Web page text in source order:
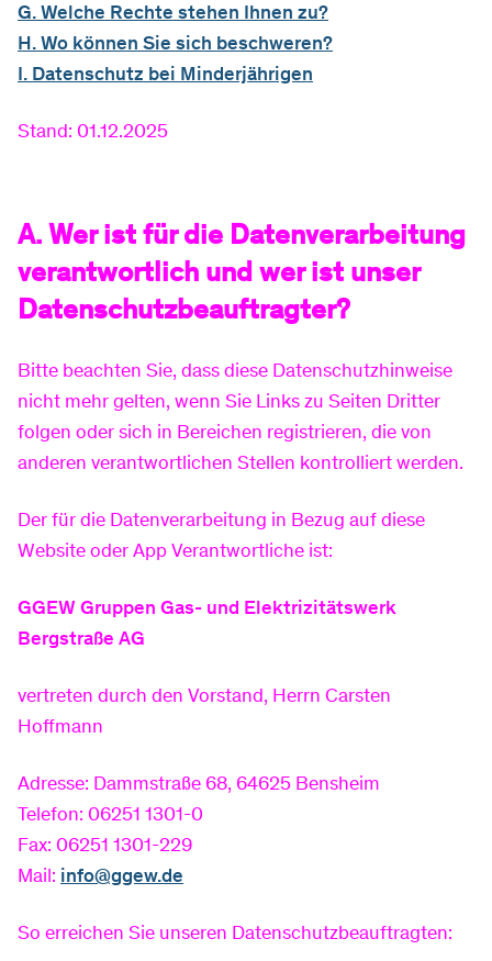
G. Welche Rechte stehen Ihnen zu?
H. Wo können Sie sich beschweren?
I. Datenschutz bei Minderjährigen
Stand: 01.12.2025
A. Wer ist für die Datenverarbeitung
verantwortlich und wer ist unser
Datenschutzbeauftragter?
Bitte beachten Sie, dass diese Datenschutzhinweise
nicht mehr gelten, wenn Sie Links zu Seiten Dritter
folgen oder sich in Bereichen registrieren, die von
anderen verantwortlichen Stellen kontrolliert werden.
Der für die Datenverarbeitung in Bezug auf diese
Website oder App Verantwortliche ist:
GGEW Gruppen Gas- und Elektrizitätswerk
Bergstraße AG
vertreten durch den Vorstand, Herrn Carsten
Hoffmann
Adresse: Dammstraße 68, 64625 Bensheim
Telefon: 06251 1301-0
Fax: 06251 1301-229
Mail: info@ggew.de
So erreichen Sie unseren Datenschutzbeauftragten: